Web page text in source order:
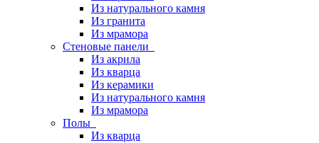
Из натурального камня
Из гранита
Из мрамора
Стеновые панели
Из акрила
Из кварца
Из керамики
Из натурального камня
Из мрамора
Полы
Из кварца